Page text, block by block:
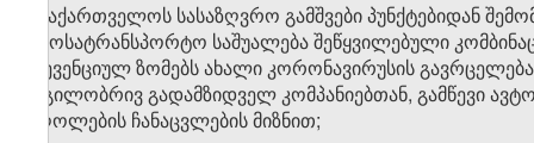
ა) საქართველოს სასაზღვრო გამშვები პუნქტებიდან
ავტოსატრანსპორტო საშუალება შეწყვილებული
პრევენციულ ზომებს ახალი კორონავირუსის
ადგილობრივ გადამზიდველ კომპანიებთან, გამწევი
მძღოლების ჩანაცვლების მიზნით;